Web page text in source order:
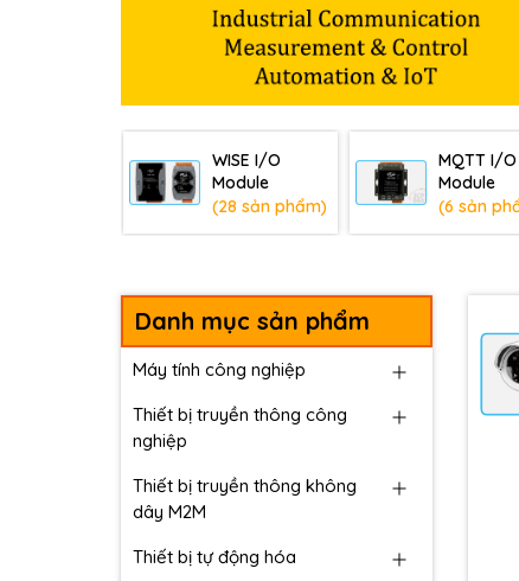
WISE I/O
Module
(28 sản phẩm)
MQTT I/O
Module
(6 sản
Danh mục sản phẩm
Máy tính công nghiệp
Thiết bị truyền thông công
nghiệp
Thiết bị truyền thông không
dây M2M
Thiết bị tự động hóa